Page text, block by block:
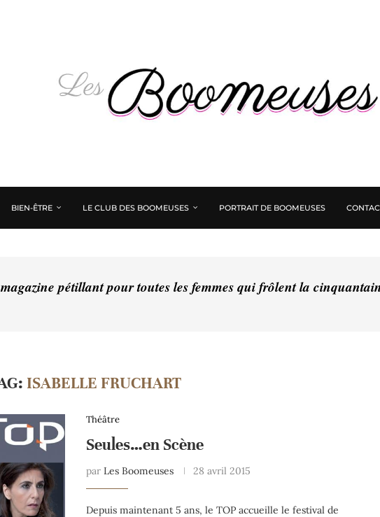
BIEN-ÊTRE LE CLUB DES BOOMEUSES PORTRAIT DE BOOMEUSES
pétillant pour toutes les femmes qui frôlent la
ISABELLE FRUCHART
Théâtre
Seules…en Scène
par Les Boomeuses 28 avril 2015
Depuis maintenant 5 ans, le TOP accueille le festival de